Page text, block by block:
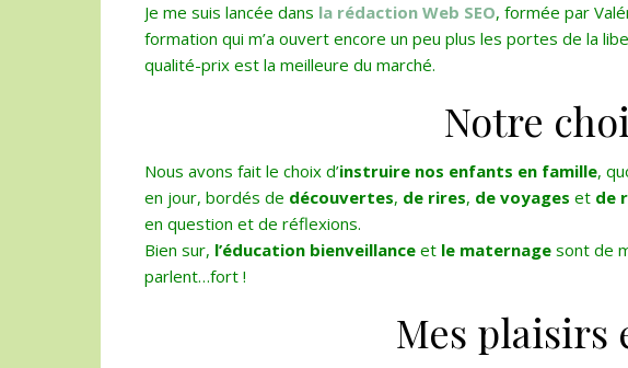
Je me suis lancée dans la rédaction Web SEO, formée par
formation qui m’a ouvert encore un peu plus les portes de la
qualité-prix est la meilleure du marché.
Notre
Nous avons fait le choix d’instruire nos enfants en famille,
en jour, bordés de découvertes, de rires, de voyages et de
en question et de réflexions.
Bien sur, l’éducation bienveillance et le maternage sont de
parlent…fort !
Mes plaisirs